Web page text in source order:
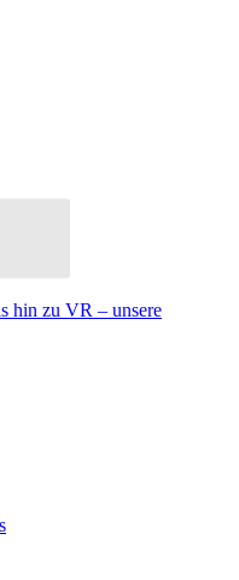
hin zu VR – unsere